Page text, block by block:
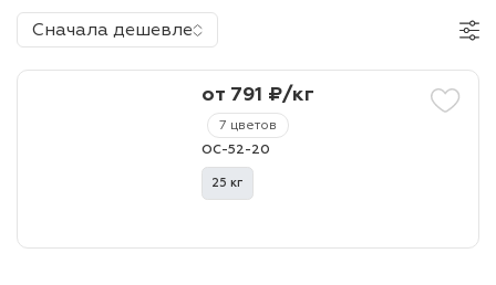
бетону,
и эмали
Сначала дешевле
7 цветов
от 791 ₽/кг
ОС-52-20
25 кг